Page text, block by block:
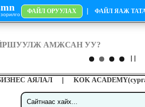
ФАЙЛ ОРУУЛАХ | ФАЙЛ ЯАЖ
АЯЛАЛ | KOK